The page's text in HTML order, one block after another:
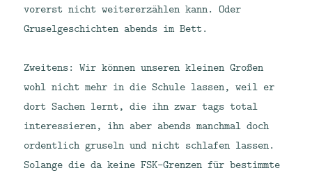
vorerst nicht weitererzählen kann. Oder
Gruselgeschichten abends im Bett.
Zweitens: Wir können unseren kleinen Großen
wohl nicht mehr in die Schule lassen, weil er
dort Sachen lernt, die ihn zwar tags total
interessieren, ihn aber abends manchmal doch
ordentlich gruseln und nicht schlafen lassen.
Solange die da keine FSK-Grenzen für bestimmte